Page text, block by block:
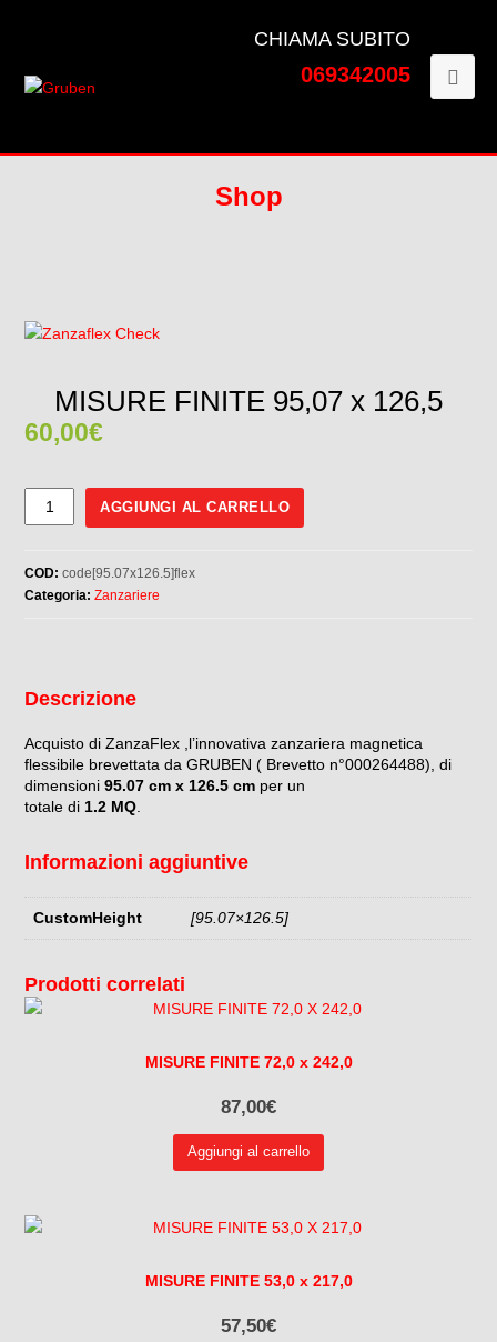
CHIAMA SUBITO
069342005
Shop
MISURE FINITE 95,07 x 126,5
60,00€
MISURE
FINITE
x
126,5
AGGIUNGI AL CARRELLO
COD:code[95.07x126.5]flex
Categoria:Zanzariere
Descrizione
Acquisto di ZanzaFlex ,l’innovativa zanzariera magnetica
flessibile brevettata da GRUBEN ( Brevetto n°000264488), di
dimensioni95.07 cm x 126.5 cm per un
totale di 1.2 MQ
Informazioni aggiuntive
CustomHeight [95.07×126.5]
Prodotti correlati
MISURE FINITE 72,0 x 242,0
87,00€
Aggiungi al carrello
MISURE FINITE 53,0 x 217,0
57,50€